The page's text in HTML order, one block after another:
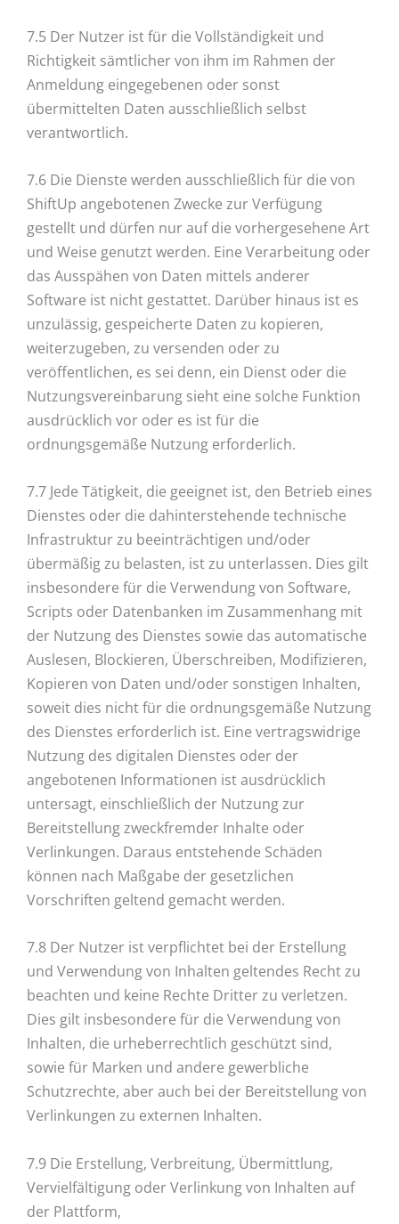
7.5 Der Nutzer ist für die Vollständigkeit und
Richtigkeit sämtlicher von ihm im Rahmen der
Anmeldung eingegebenen oder sonst
übermittelten Daten ausschließlich selbst
verantwortlich.
7.6 Die Dienste werden ausschließlich für die von
ShiftUp angebotenen Zwecke zur Verfügung
gestellt und dürfen nur auf die vorhergesehene Art
und Weise genutzt werden. Eine Verarbeitung oder
das Ausspähen von Daten mittels anderer
Software ist nicht gestattet. Darüber hinaus ist es
unzulässig, gespeicherte Daten zu kopieren,
weiterzugeben, zu versenden oder zu
veröffentlichen, es sei denn, ein Dienst oder die
Nutzungsvereinbarung sieht eine solche Funktion
ausdrücklich vor oder es ist für die
ordnungsgemäße Nutzung erforderlich.
7.7 Jede Tätigkeit, die geeignet ist, den Betrieb eines
Dienstes oder die dahinterstehende technische
Infrastruktur zu beeinträchtigen und/oder
übermäßig zu belasten, ist zu unterlassen. Dies gilt
insbesondere für die Verwendung von Software,
Scripts oder Datenbanken im Zusammenhang mit
der Nutzung des Dienstes sowie das automatische
Auslesen, Blockieren, Überschreiben, Modifizieren,
Kopieren von Daten und/oder sonstigen Inhalten,
soweit dies nicht für die ordnungsgemäße Nutzung
des Dienstes erforderlich ist. Eine vertragswidrige
Nutzung des digitalen Dienstes oder der
angebotenen Informationen ist ausdrücklich
untersagt, einschließlich der Nutzung zur
Bereitstellung zweckfremder Inhalte oder
Verlinkungen. Daraus entstehende Schäden
können nach Maßgabe der gesetzlichen
Vorschriften geltend gemacht werden.
7.8 Der Nutzer ist verpflichtet bei der Erstellung
und Verwendung von Inhalten geltendes Recht zu
beachten und keine Rechte Dritter zu verletzen.
Dies gilt insbesondere für die Verwendung von
Inhalten, die urheberrechtlich geschützt sind,
sowie für Marken und andere gewerbliche
Schutzrechte, aber auch bei der Bereitstellung von
Verlinkungen zu externen Inhalten.
7.9 Die Erstellung, Verbreitung, Übermittlung,
Vervielfältigung oder Verlinkung von Inhalten auf
der Plattform,